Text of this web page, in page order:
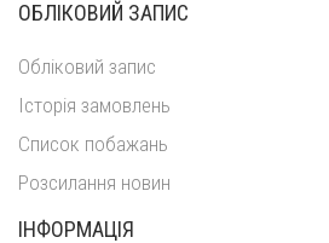
ОБЛІКОВИЙ ЗАПИС
Обліковий запис
Історія замовлень
Список побажань
Розсилання новин
ІНФОРМАЦІЯ